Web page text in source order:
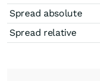
Spread absolute
Spread relative